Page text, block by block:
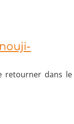
retourner dans le